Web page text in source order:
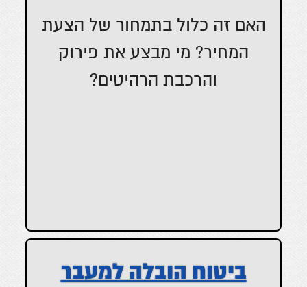
האם זה כלול בתמחור של הצעת
המחיר? מי מבצע את פירוק
והרכבת הרהיטים?
ביטוח הובלה למעבר